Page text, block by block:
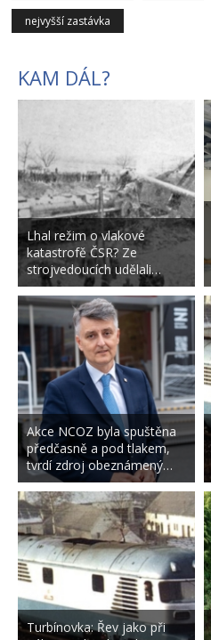
nejvyšší zastávka
KAM DÁL?
Lhal režim o vlakové
katastrofě ČSR? Ze
strojvedoucích udělali…
Akce NCOZ byla spuštěna
předčasně a pod tlakem,
tvrdí zdroj obeznámený…
Turbínovka: Řev jako při